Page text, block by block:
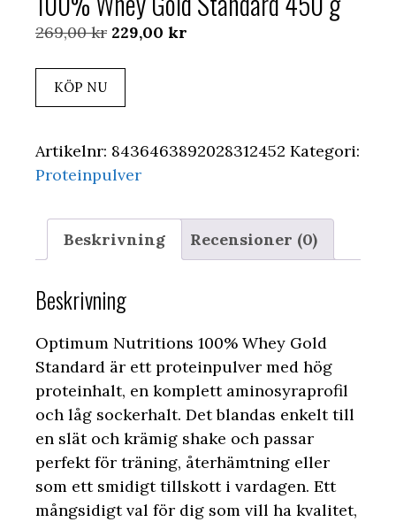
269,00kr Det
var:
229,00 kr
KÖP NU
Artikelnr: 8436463892028312452 Kategori:
Proteinpulver
Beskrivning Recensioner (0)
Beskrivning
Optimum Nutritions 100% Whey Gold
Standard är ett proteinpulver med hög
proteinhalt, en komplett aminosyraprofil
och låg sockerhalt. Det blandas enkelt till
en slät och krämig shake och passar
perfekt för träning, återhämtning eller
som ett smidigt tillskott i vardagen. Ett
mångsidigt val för dig som vill ha kvalitet,